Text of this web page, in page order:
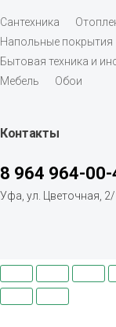
Сантехника
Напольные покрытия
Бытовая техника и
Мебель
Обои
Контакты
8 964 964-00-
Уфа, ул. Цветочная, 2/